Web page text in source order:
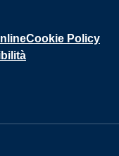
Cookie Policy